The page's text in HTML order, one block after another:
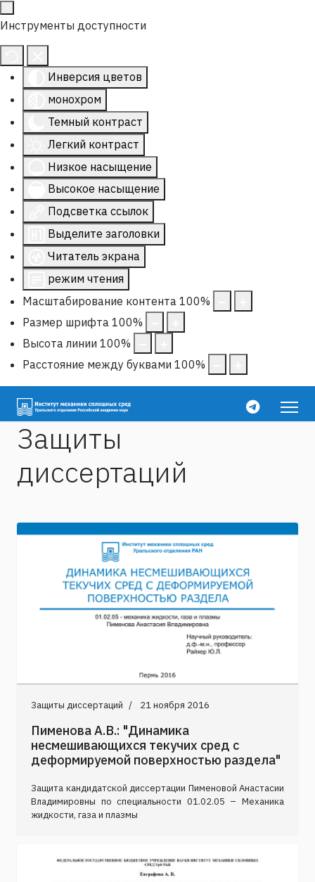
Инструменты доступности
Инверсия цветов
монохром
Темный контраст
Легкий контраст
Низкое насыщение
Высокое насыщение
Подсветка ссылок
Выделите заголовки
Читатель экрана
режим чтения
Масштабирование контента 100%
Размер шрифта 100%
Высота линии 100%
Расстояние между буквами 100%
Защиты
диссертаций
Защиты диссертаций 21 ноября 2016
Пименова А.В.: "Динамика
несмешивающихся текучих сред с
деформируемой поверхностью раздела"
Защита кандидатской диссертации Пименовой Анастасии
Владимировны по специальности 01.02.05 – Механика
жидкости, газа и плазмы